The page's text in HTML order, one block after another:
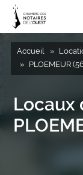
Accueil
PLOEMEUR
Locaux d'activité en location